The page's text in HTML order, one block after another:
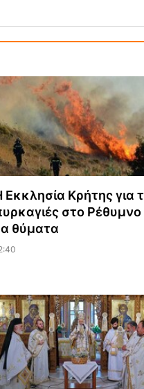
Εκκλησία Κρήτης για
στο Ρέθυμνο
θύματα